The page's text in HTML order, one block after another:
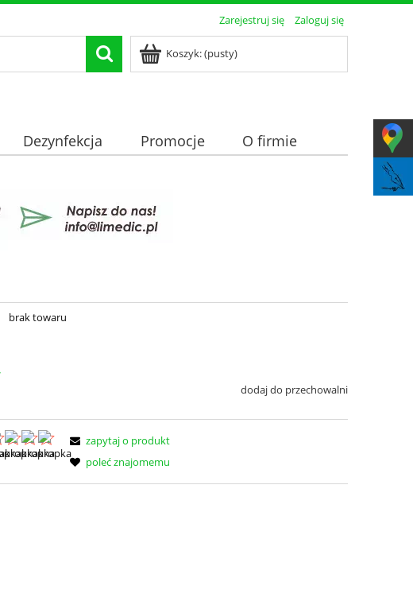
Zarejestruj się Zaloguj się
Koszyk:(pusty)
Dezynfekcja Promocje
O firmie
brak towaru
dodaj do przechowalni
zapytaj o produkt
poleć znajomemu